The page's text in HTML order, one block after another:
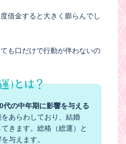
借金すると大きく膨らんでし
も口だけで行動が伴わないの
代の中年期に影響を与える
あらわしており、結婚
きます。総格（総運）と
与えます。